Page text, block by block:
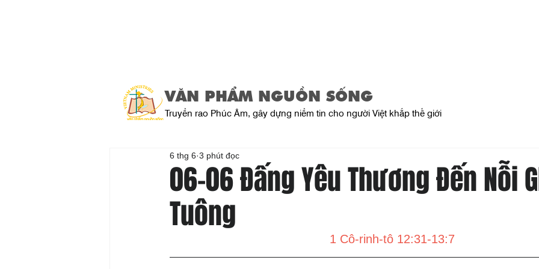
VĂN PHẨM NGUỒN SỐNG
Truyền rao Phúc Âm, gây dựng niềm tin cho người Việt khắp thế giới
06-06 Đấng Yêu Thương Đến Nỗi
Tuông
6 thg 6 3 phút đọc
1 Cô-rinh-tô 12:31-13:7